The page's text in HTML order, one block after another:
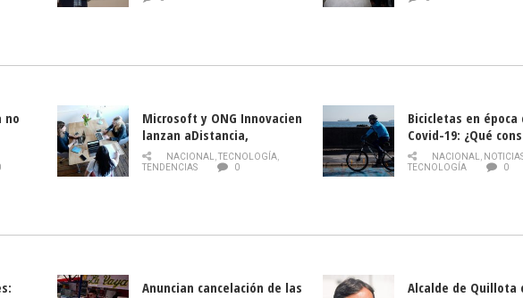
no
Microsoft y ONG Innovacien
lanzan aDistancia,
plataforma con cursos
gratuitos online sobre
NACIONAL,TECNOLOGÍA,
TENDENCIAS
0
Bicicletas en época
Covid-19: ¿Qué
momento de
NACIONAL,
TECNOLOGÍA
0
Anuncian cancelación de las
Alcalde de Quillota